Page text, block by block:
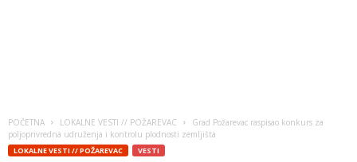
POČETNA LOKALNE VESTI // POŽAREVAC
Grad Požarevac raspisao konkurs za
poljoprivredna udruženja i kontrolu plodnosti zemljišta
LOKALNE VESTI // POŽAREVAC VESTI